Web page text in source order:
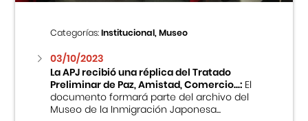
Categorías:Institucional, Museo
03/10/2023
La APJ recibió una réplica del Tratado
Preliminar de Paz, Amistad, Comercio...:El
documento formará parte del archivo del
Museo de la Inmigración Japonesa...